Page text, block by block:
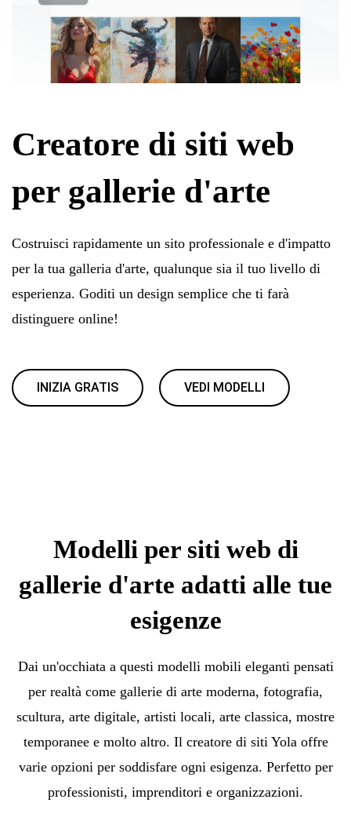
Creatore di siti web
per gallerie d'arte
Costruisci rapidamente un sito professionale e d'impatto
per la tua galleria d'arte, qualunque sia il tuo livello di
esperienza. Goditi un design semplice che ti farà
distinguere online!
INIZIA GRATIS VEDI MODELLI
Modelli per siti web di
gallerie d'arte adatti alle tue
esigenze
Dai un'occhiata a questi modelli mobili eleganti pensati
per realtà come gallerie di arte moderna, fotografia,
scultura, arte digitale, artisti locali, arte classica, mostre
temporanee e molto altro. Il creatore di siti Yola offre
varie opzioni per soddisfare ogni esigenza. Perfetto per
professionisti, imprenditori e organizzazioni.